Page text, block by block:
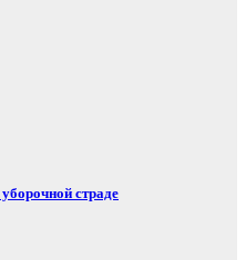
страде